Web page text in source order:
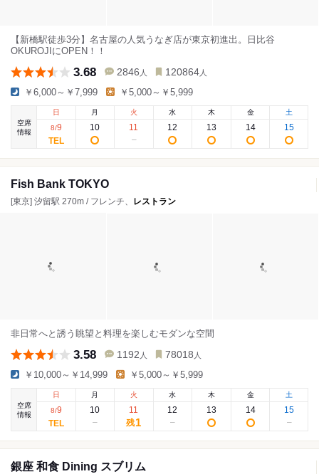
【新橋駅徒歩3分】名古屋の人気うなぎ店が東京初進出。日比谷
OKUROJIにOPEN！！
3.68 2846 人 120864 人
￥6,000～￥7,999 ￥5,000～￥5,999
空席
情報
日
8/9
月
10
火
11
水
12
木
13
金
14
土
15
Fish Bank TOKYO
[東京] 汐留駅 270m / フレンチ、 レストラン
非日常へと誘う眺望と料理を楽しむモダンな空間
3.58 1192 人 78018 人
￥10,000～￥14,999 ￥5,000～￥5,999
空席
情報
日
8/9
月
10
火
11
残1
水
12
木
13
金
14
土
15
銀座 和食 Dining スブリム